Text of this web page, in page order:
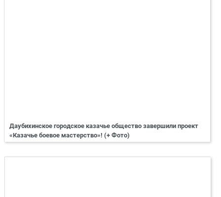
Даубихинское городское казачье общество завершили проект
«Казачье боевое мастерство»! (+ Фото)